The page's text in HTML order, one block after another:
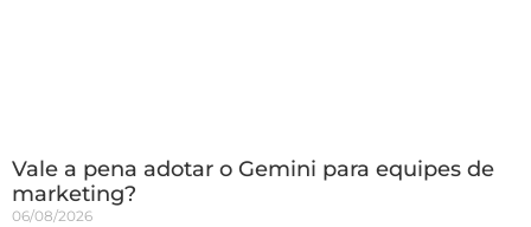
Vale a pena adotar o Gemini para equipes de
marketing?
06/08/2026